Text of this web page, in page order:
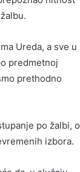
Ureda, a sve u
predmetnoj
prethodno
po žalbi, o
izbora.